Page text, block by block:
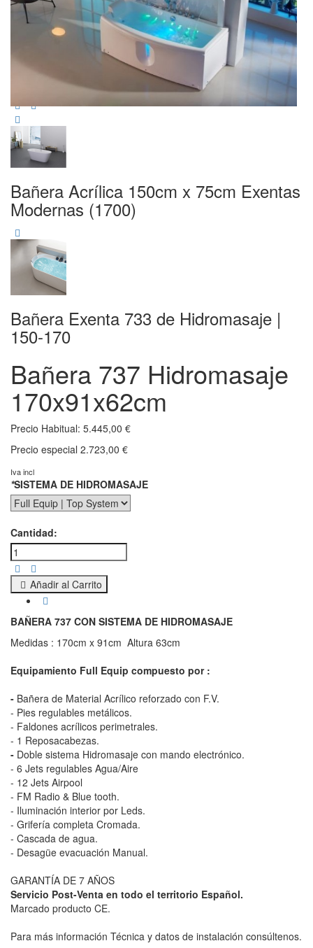
Bañera Acrílica 150cm x 75cm Exentas
Modernas (1700)
Bañera Exenta 733 de Hidromasaje |
150-170
Bañera 737 Hidromasaje
170x91x62cm
Precio Habitual: 5.445,00 €
Precio especial 2.723,00 €
Iva incl
*SISTEMA DE HIDROMASAJE
Cantidad:
Añadir al Carrito
BAÑERA 737 CON SISTEMA DE HIDROMASAJE
Medidas : 170cm x 91cm Altura 63cm
Equipamiento Full Equip compuesto por :
- Bañera de Material Acrílico reforzado con F.V.
- Pies regulables metálicos.
- Faldones acrílicos perimetrales.
- 1 Reposacabezas.
- Doble sistema Hidromasaje con mando electrónico.
- 6 Jets regulables Agua/Aire
- 12 Jets Airpool
- FM Radio & Blue tooth.
- Iluminación interior por Leds.
- Grifería completa Cromada.
- Cascada de agua.
- Desagüe evacuación Manual.
GARANTÍA DE 7 AÑOS
Servicio Post-Venta en todo el territorio Español.
Marcado producto CE.
Para más información Técnica y datos de instalación consúltenos.